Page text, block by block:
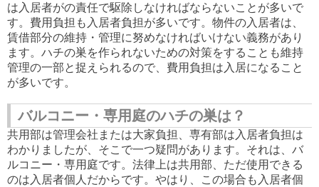
は入居者がの責任で駆除しなければならないことが多いで
す。費用負担も入居者負担が多いです。物件の入居者は、
賃借部分の維持・管理に努めなければいけない義務があり
ます。ハチの巣を作られないための対策をすることも維持
管理の一部と捉えられるので、費用負担は入居になること
が多いです。
バルコニー・専用庭のハチの巣は？
共用部は管理会社または大家負担、専有部は入居者負担は
わかりましたが、そこで一つ疑問があります。それは、バ
ルコニー・専用庭です。法律上は共用部、ただ使用できる
のは入居者個人だからです。やはり、この場合も入居者個